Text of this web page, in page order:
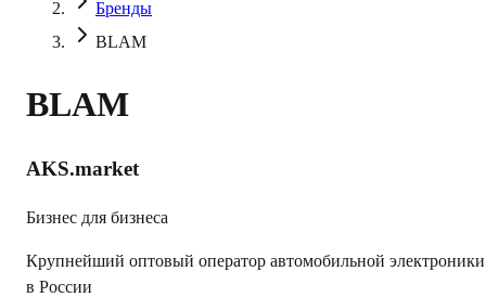
Бренды
BLAM
BLAM
AKS.market
Бизнес для бизнеса
Крупнейший оптовый оператор автомобильной электроники
в России